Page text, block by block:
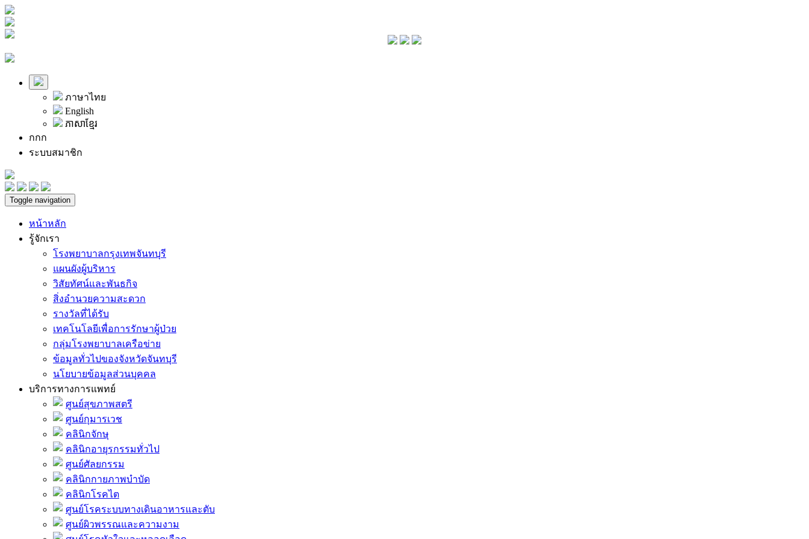
ภาษาไทย
English
ភាសាខ្មែរ
กกก
ระบบสมาชิก
Toggle navigation
หน้าหลัก
รู้จักเรา
โรงพยาบาลกรุงเทพจันทบุรี
แผนผังผู้บริหาร
วิสัยทัศน์และพันธกิจ
สิ่งอำนวยความสะดวก
รางวัลที่ได้รับ
เทคโนโลยีเพื่อการรักษาผู้ป่วย
กลุ่มโรงพยาบาลเครือข่าย
ข้อมูลทั่วไปของจังหวัดจันทบุรี
นโยบายข้อมูลส่วนบุคคล
บริการทางการแพทย์
ศูนย์สุขภาพสตรี
ศูนย์กุมารเวช
คลินิกจักษุ
คลินิกอายุรกรรมทั่วไป
ศูนย์ศัลยกรรม
คลินิกกายภาพบำบัด
คลินิกโรคไต
ศูนย์โรคระบบทางเดินอาหารและตับ
ศูนย์ผิวพรรณและความงาม